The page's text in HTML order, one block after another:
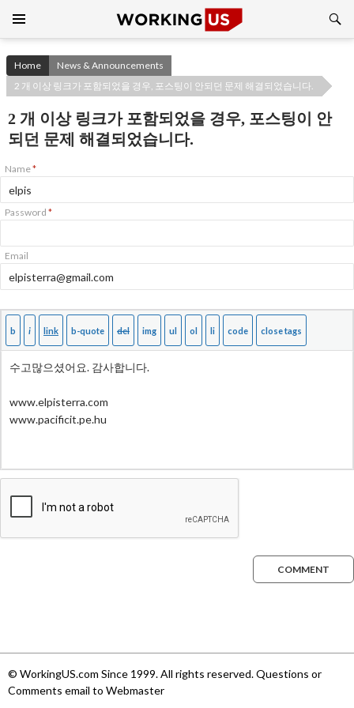
CONTENT
Home
News & Announcements
2 개 이상 링크가 포함되었을 경우, 포스팅이 안되던 문제 해결되었습니다.
2 개 이상 링크가 포함되었을 경우, 포스팅이 안
되던 문제 해결되었습니다.
Name*
Password *
Email
COMMENT
© WorkingUS.com Since 1999. All rights reserved. Questions or
Comments email to Webmaster